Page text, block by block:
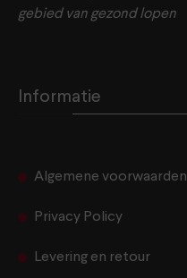
gebied van gezond lopen
Informatie
Algemene voorwaarden
Privacy Policy
Levering en retour